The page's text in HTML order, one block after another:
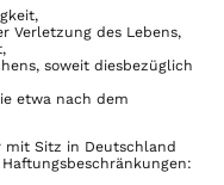
Verletzung des Lebens,
soweit diesbezüglich
etwa nach dem
mit Sitz in Deutschland